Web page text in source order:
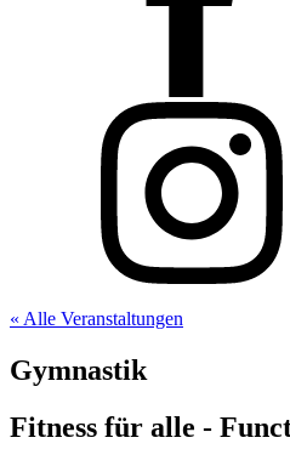
« Alle Veranstaltungen
Gymnastik
Fitness für alle -